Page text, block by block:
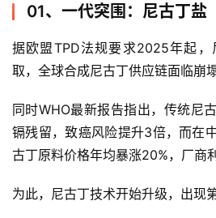
01、一代突围：尼古丁盐
据欧盟TPD法规要求2025年起
取，全球合成尼古丁供应链面临崩塌
同时WHO最新报告指出，传统尼
镉残留，致癌风险提升3倍，而在
古丁原料价格年均暴涨20%，厂商
为此，尼古丁技术开始升级，出现